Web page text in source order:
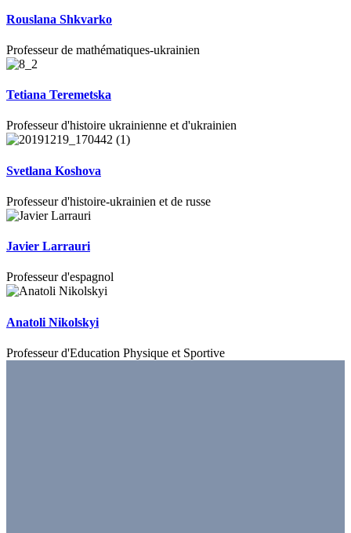
Rouslana Shkvarko
Professeur de mathématiques-ukrainien
Tetiana Teremetska
Professeur d'histoire ukrainienne et d'ukrainien
Svetlana Koshova
Professeur d'histoire-ukrainien et de russe
Javier Larrauri
Professeur d'espagnol
Anatoli Nikolskyi
Professeur d'Education Physique et Sportive